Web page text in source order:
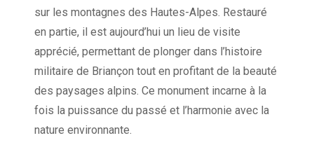
sur les montagnes des Hautes-Alpes. Restauré
en partie, il est aujourd’hui un lieu de visite
apprécié, permettant de plonger dans l’histoire
militaire de Briançon tout en profitant de la beauté
des paysages alpins. Ce monument incarne à la
fois la puissance du passé et l’harmonie avec la
nature environnante.